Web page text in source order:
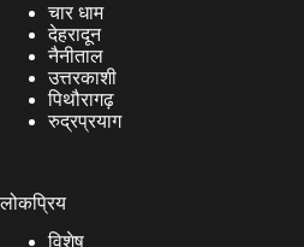
चार धाम
देहरादून
नैनीताल
उत्तरकाशी
पिथौरागढ़
रुद्रप्रयाग
लोकप्रिय
विशेष